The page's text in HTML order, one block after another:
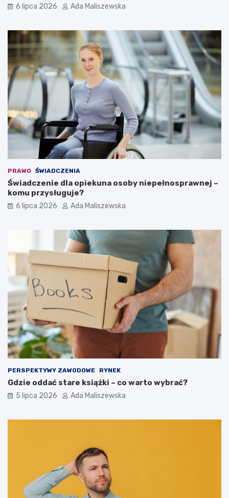
6 lipca 2026 Ada Maliszewska
PRAWO ŚWIADCZENIA
Świadczenie dla opiekuna osoby niepełnosprawnej –
komu przysługuje?
6 lipca 2026 Ada Maliszewska
PERSPEKTYWY ZAWODOWE RYNEK
Gdzie oddać stare książki – co warto wybrać?
5 lipca 2026 Ada Maliszewska